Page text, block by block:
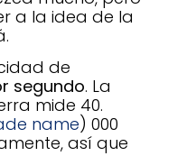
a la idea de la
de
segundo. La
mide 40.
name) 000
así que